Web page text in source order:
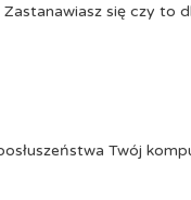
się czy to
Twój